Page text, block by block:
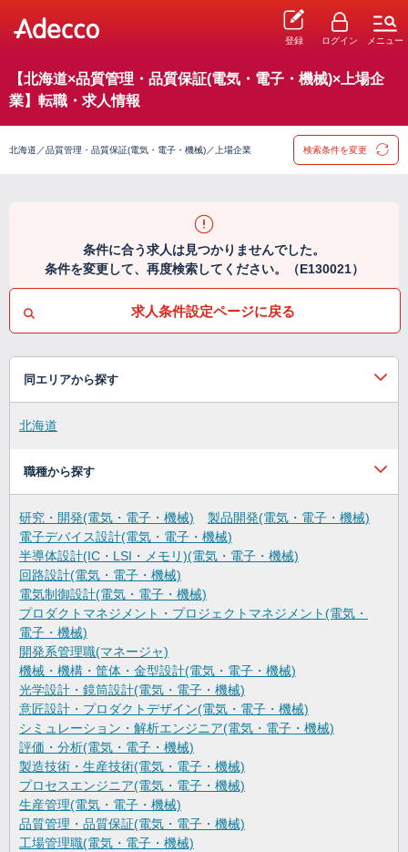
登録 ログイン メニュー
【北海道×品質管理・品質保証(電気・電子・機械)×上場企
業】転職・求人情報
北海道／品質管理・品質保証(電気・電子・機械)／上場企業 検索条件を変更
条件に合う求人は見つかりませんでした。
条件を変更して、再度検索してください。（E130021）
求人条件設定ページに戻る
同エリアから探す
北海道
職種から探す
研究・開発(電気・電子・機械)
製品開発(電気・電子・機械)
電子デバイス設計(電気・電子・機械)
半導体設計(IC・LSI・メモリ)(電気・電子・機械)
回路設計(電気・電子・機械)
電気制御設計(電気・電子・機械)
プロダクトマネジメント・プロジェクトマネジメント(電気・
電子・機械)
開発系管理職(マネージャ)
機械・機構・筐体・金型設計(電気・電子・機械)
光学設計・鏡筒設計(電気・電子・機械)
意匠設計・プロダクトデザイン(電気・電子・機械)
シミュレーション・解析エンジニア(電気・電子・機械)
評価・分析(電気・電子・機械)
製造技術・生産技術(電気・電子・機械)
プロセスエンジニア(電気・電子・機械)
生産管理(電気・電子・機械)
品質管理・品質保証(電気・電子・機械)
工場管理職(電気・電子・機械)